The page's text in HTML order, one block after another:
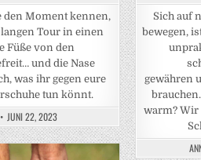
den Moment kennen,
Tour in einen
Füße von den
und die Nase
was ihr gegen eure
tun könnt.
JUNI 22, 2023
Sich auf
bewegen,
gewähren
warm? Wir